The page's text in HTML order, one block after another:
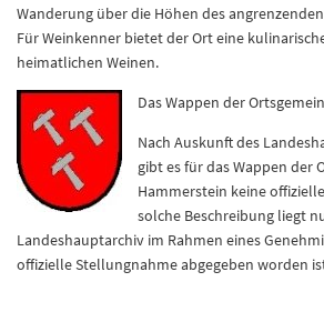
Wanderung über die Höhen des
Für Weinkenner bietet der Ort eine
heimatlichen Weinen.
Das Wappen der
Nach Auskunft des
gibt es für das Wappen der
Hammerstein keine
solche Beschreibung liegt
Landeshauptarchiv im Rahmen eines
offizielle Stellungnahme abgegeben worden